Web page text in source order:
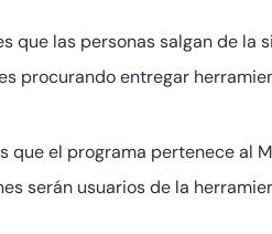
que las personas salgan de
procurando entregar
que el programa pertenece al
serán usuarios de la